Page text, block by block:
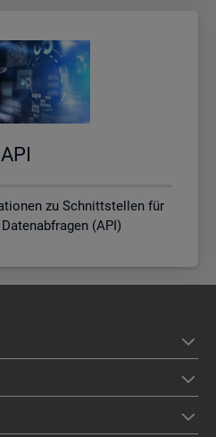
API
zu Schnittstellen für
(API)